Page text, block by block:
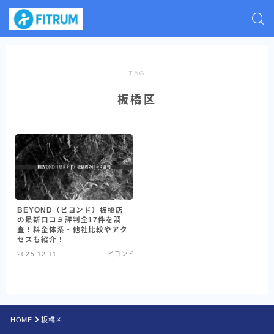
TAG
板橋区
BEYOND（ビヨンド）板橋店
の最新口コミ評判全17件を調
査！料金体系・他社比較やアク
セスも紹介！
2025.12.11 ビヨンド
HOME 板橋区